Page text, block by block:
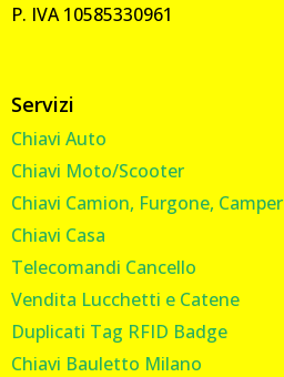
P. IVA 10585330961
Servizi
Chiavi Auto
Chiavi Moto/Scooter
Chiavi Camion, Furgone, Camper
Chiavi Casa
Telecomandi Cancello
Vendita Lucchetti e Catene
Duplicati Tag RFID Badge
Chiavi Bauletto Milano